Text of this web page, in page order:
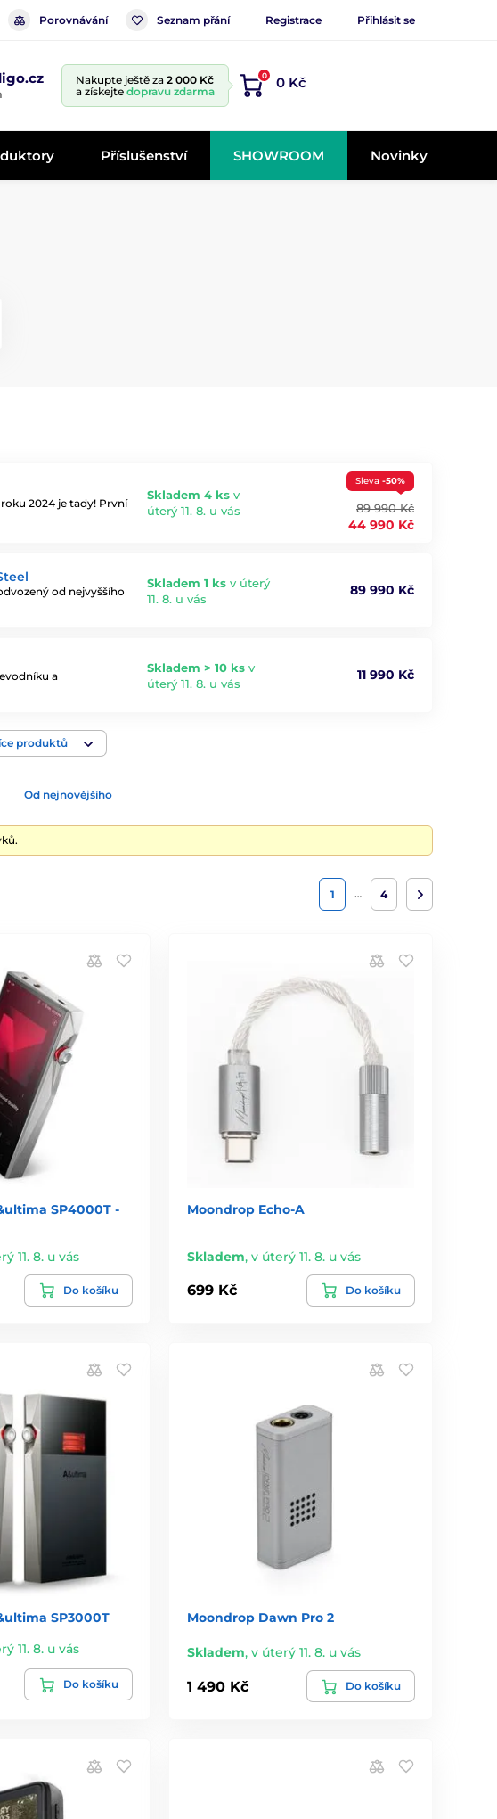
Porovnávání Seznam přání Registrace Přihlásit se
Nakupte ještě za 2 000 Kč
a získejte dopravu zdarma
0 0 Kč
Příslušenství SHOWROOM Novinky
2024 je tady! První
Skladem 4 ks v
úterý 11. 8. u vás
Sleva -50%
89 990 Kč
44 990 Kč
od nejvyššího
Skladem 1 ks v úterý
11. 8. u vás
89 990 Kč
a
Skladem > 10 ks v
úterý 11. 8. u vás
11 990 Kč
produktů
Od nejnovějšího
1 … 4
SP4000T -
11. 8. u vás
Do košíku
Moondrop Echo-A
Skladem,v úterý 11. 8. u vás
699 Kč Do košíku
SP3000T
11. 8. u vás
Do košíku
Moondrop Dawn Pro 2
Skladem,v úterý 11. 8. u vás
1 490 Kč Do košíku